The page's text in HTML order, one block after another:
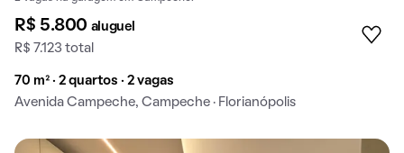
R$ 5.800 aluguel
R$ 7.123 total
70 m² · 2 quartos · 2 vagas
Avenida Campeche, Campeche · Florianópolis